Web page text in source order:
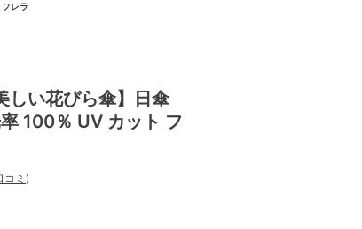
レラ
しい花びら傘】日傘
100％ UV カット フ
コミ )